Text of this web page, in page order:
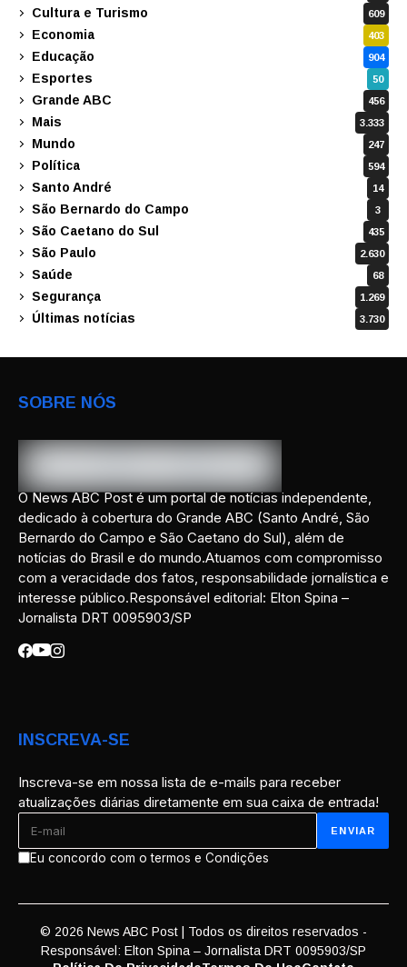
Cultura e Turismo 609
Economia 403
Educação 904
Esportes 50
Grande ABC 456
Mais 3.333
Mundo 247
Política 594
Santo André 14
São Bernardo do Campo 3
São Caetano do Sul 435
São Paulo 2.630
Saúde 68
Segurança 1.269
Últimas notícias 3.730
SOBRE NÓS
O News ABC Post é um portal de notícias independente,
dedicado à cobertura do Grande ABC (Santo André, São
Bernardo do Campo e São Caetano do Sul), além de
notícias do Brasil e do mundo.Atuamos com compromisso
com a veracidade dos fatos, responsabilidade jornalística e
interesse público.Responsável editorial: Elton Spina –
Jornalista DRT 0095903/SP
INSCREVA-SE
Inscreva-se em nossa lista de e-mails para receber
atualizações diárias diretamente em sua caixa de entrada!
Eu concordo com o termos e Condições
© 2026 News ABC Post | Todos os direitos reservados -
Responsável: Elton Spina – Jornalista DRT 0095903/SP